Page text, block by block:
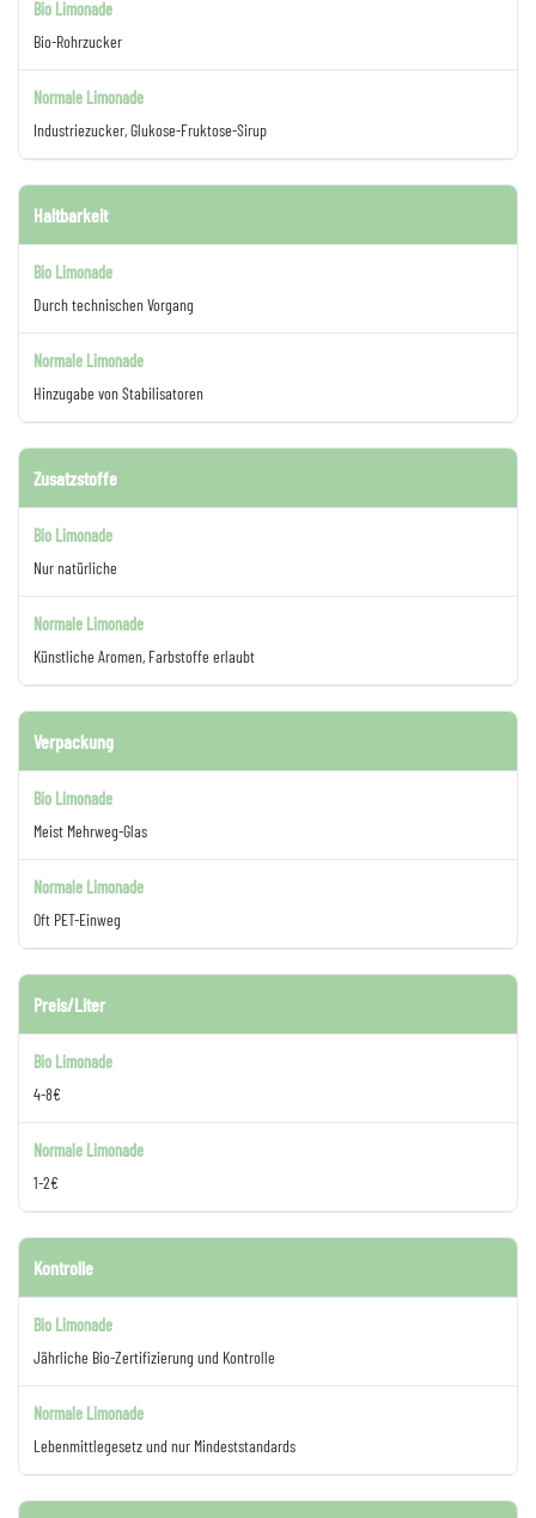
Bio-Rohrzucker
Industriezucker, Glukose-Fruktose-Sirup
Haltbarkeit
Durch technischen Vorgang
Hinzugabe von Stabilisatoren
Zusatzstoffe
Nur natürliche
Künstliche Aromen, Farbstoffe erlaubt
Verpackung
Meist Mehrweg-Glas
Oft PET-Einweg
Preis/Liter
4-8€
1-2€
Kontrolle
Jährliche Bio-Zertifizierung und Kontrolle
Lebenmittlegesetz und nur Mindeststandards